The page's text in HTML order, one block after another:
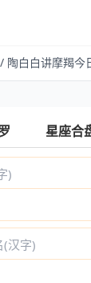
/ 陶白白讲摩羯今
星座合